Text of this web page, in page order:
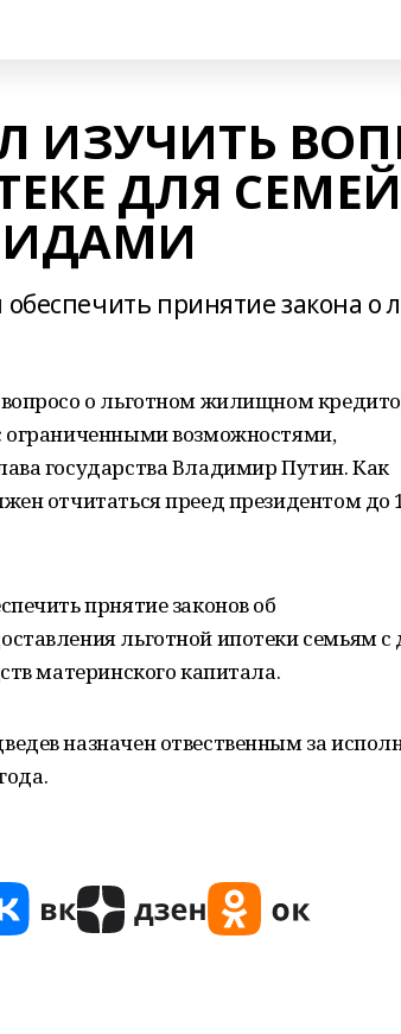
ИЗУЧИТЬ
ДЛЯ
обеспечить принятие закона о
о льготном жилищном
возможностями,
государства Владимир Путин. Как
отчитаться преед президентом до
прнятие законов об
льготной ипотеки семьям с
материнского капитала.
назначен отвественным за